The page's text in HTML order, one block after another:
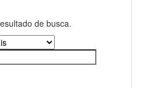
de busca.